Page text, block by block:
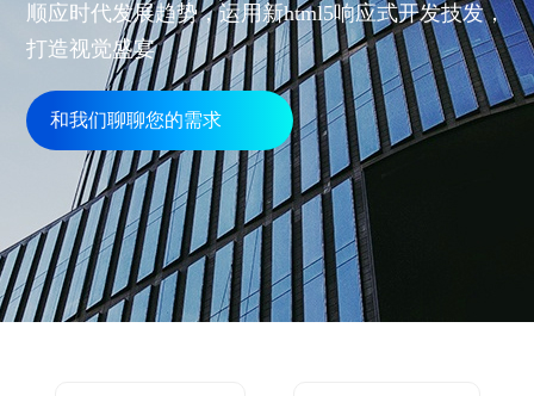
品
服
行
解
方
案
网
改
版
务
案
关
于
联
顺应时代发展趋势，运用新html5响应式开发技发，
打造视觉盛宴
和我们聊聊您的需求